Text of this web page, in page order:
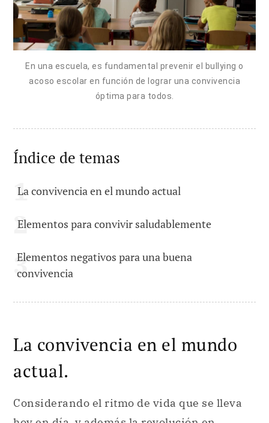
En una escuela, es fundamental prevenir el bullying o
acoso escolar en función de lograr una convivencia
óptima para todos.
Índice de temas
La convivencia en el mundo actual
Elementos para convivir saludablemente
Elementos negativos para una buena
convivencia
La convivencia en el mundo
actual.
Considerando el ritmo de vida que se lleva